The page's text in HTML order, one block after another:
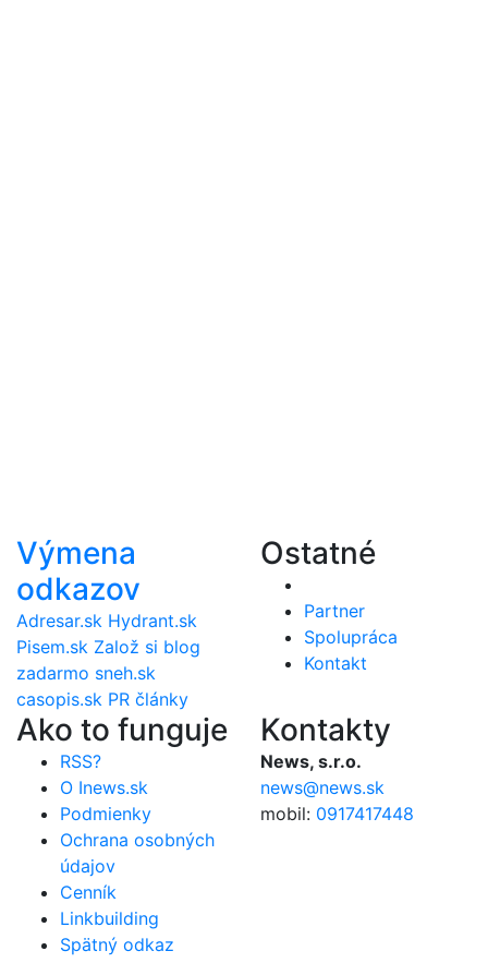
Výmena
odkazov
Adresar.sk Hydrant.sk
Pisem.sk Založ si blog
zadarmo sneh.sk
casopis.sk PR články
Ostatné
Partner
Spolupráca
Kontakt
Ako to funguje
RSS?
O Inews.sk
Podmienky
Ochrana osobných
údajov
Cenník
Linkbuilding
Spätný odkaz
Kontakty
News, s.r.o.
news@news.sk
mobil: 0917417448